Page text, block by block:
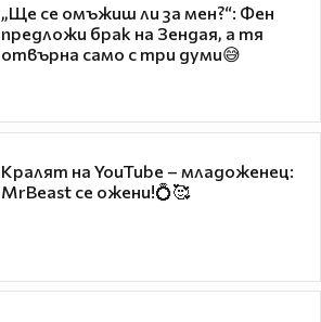
„Ще се омъжиш ли за мен?“: Фен
предложи брак на Зендая, а тя
отвърна само с три думи😅
Кралят на YouTube – младоженец:
MrBeast се ожени!💍🥰